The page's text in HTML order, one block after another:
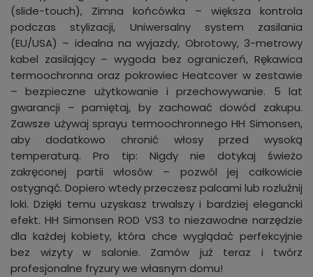
(slide-touch), Zimna końcówka – większa kontrola
podczas stylizacji, Uniwersalny system zasilania
(EU/USA) – idealna na wyjazdy, Obrotowy, 3-metrowy
kabel zasilający – wygoda bez ograniczeń, Rękawica
termoochronna oraz pokrowiec Heatcover w zestawie
– bezpieczne użytkowanie i przechowywanie. 5 lat
gwarancji – pamiętaj, by zachować dowód zakupu.
Zawsze używaj sprayu termoochronnego HH Simonsen,
aby dodatkowo chronić włosy przed wysoką
temperaturą. Pro tip: Nigdy nie dotykaj świeżo
zakręconej partii włosów – pozwól jej całkowicie
ostygnąć. Dopiero wtedy przeczesz palcami lub rozluźnij
loki. Dzięki temu uzyskasz trwalszy i bardziej elegancki
efekt. HH Simonsen ROD VS3 to niezawodne narzędzie
dla każdej kobiety, która chce wyglądać perfekcyjnie
bez wizyty w salonie. Zamów już teraz i twórz
profesjonalne fryzury we własnym domu!